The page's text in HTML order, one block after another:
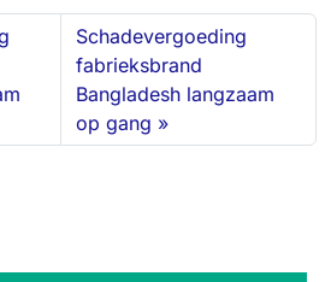
a
Schadevergoeding
fabrieksbrand
Bangladesh langzaam
op gang